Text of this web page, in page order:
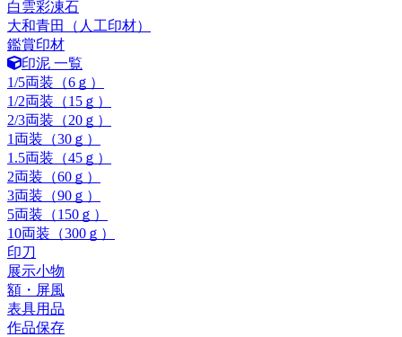
白雲彩凍石
大和青田（人工印材）
鑑賞印材
印泥 一覧
1/5両装（6ｇ）
1/2両装（15ｇ）
2/3両装（20ｇ）
1両装（30ｇ）
1.5両装（45ｇ）
2両装（60ｇ）
3両装（90ｇ）
5両装（150ｇ）
10両装（300ｇ）
印刀
展示小物
額・屏風
表具用品
作品保存